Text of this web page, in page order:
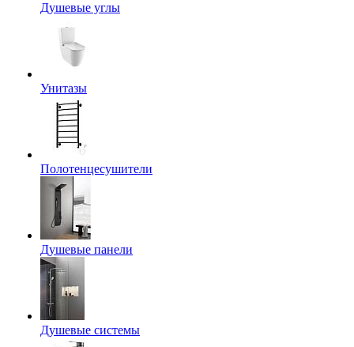
Душевые углы
Унитазы
Полотенцесушители
Душевые панели
Душевые системы